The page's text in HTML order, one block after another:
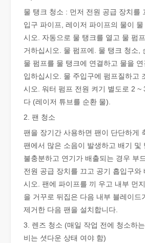
튜브 레이저 절단이란 무엇입니까?
물 탱크 청소 : 먼저 전원 공급 장치를
입구 파이프, 레이저 파이프의 물이
시오. 자동으로 물 탱크를 열고 물 펌
거하십시오. 물 펌프에. 물 탱크 청소,
물 펌프를 물 탱크에 연결하고 물을
입하십시오. 물 주입구에 펌프질하고
시오. 워터 펌프 전원 켜기 별도로 2 ~
다 (레이저 튜브를 순환 물).
2. 팬 청소
팬을 장기간 사용하면 팬이 단단하게
팬에서 많은 소음이 발생하고 배기 및
불충분하고 연기가 배출되는 경우 부
전원 공급 장치를 끄고 공기 흡입구와
시오. 팬에 파이프를 끼 우고 내부 먼
을 거꾸로 뒤집은 다음 내부 블레이드
제거한 다음 팬을 설치합니다.
3. 렌즈 청소 (매일 작업 전에 청소하
비는 셧다운 상태 여야 함)